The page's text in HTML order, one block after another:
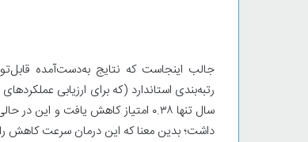
جالب اینجاست که نتایج به‌دست‌آمده
رتبه‌بندی استاندارد (که برای ارزیابی
داشت؛ بدین معنا که این درمان سرعت کاهش را ۷۵٪ کاهش داده است.